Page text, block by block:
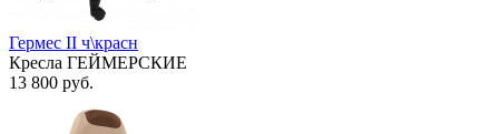
Гермес II ч\красн
Кресла ГЕЙМЕРСКИЕ
13 800 руб.